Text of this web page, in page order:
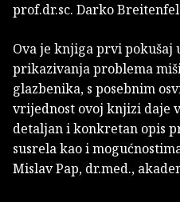
prof.dr.sc. Darko
Ova je knjiga prvi pokušaj
prikazivanja problema
glazbenika, s posebnim
vrijednost ovoj knjizi daje
detaljan i konkretan opis
susrela kao i
Mislav Pap, dr.med.,